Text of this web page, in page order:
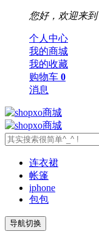
您好，欢迎来到
个人中心
我的商城
我的收藏
购物车 0
消息
连衣裙
帐篷
iphone
包包
导航切换